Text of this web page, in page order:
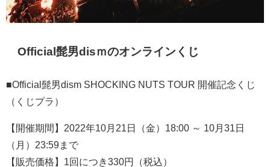
Official髭男disｍのオンラインくじ
■Official髭男dism SHOCKING NUTS TOUR 開催記念くじ
（くじプラ）
【開催期間】2022年10月21日（金）18:00 ～ 10月31日
（月）23:59まで
【販売価格】1回につき330円（税込）